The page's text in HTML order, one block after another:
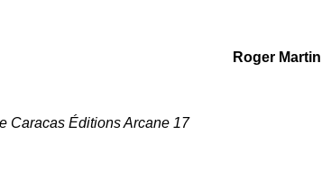
Roger Martin
Caracas Éditions Arcane 17